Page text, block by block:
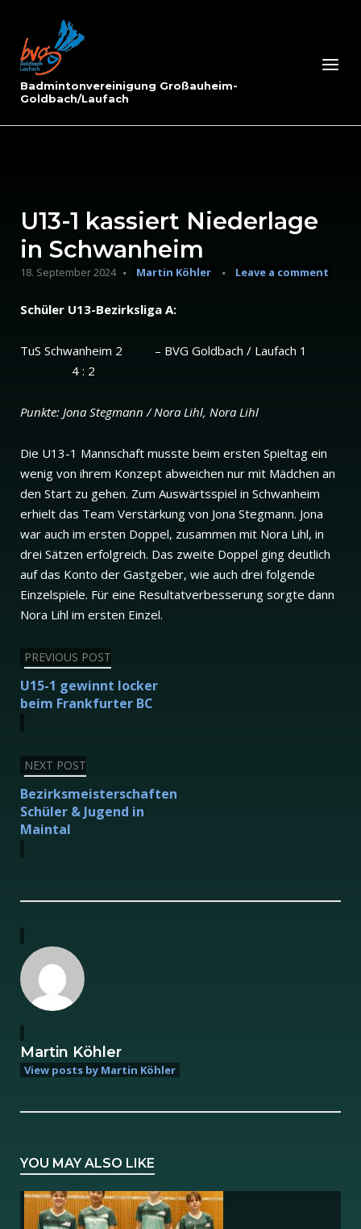
content
Badmintonvereinigung Großauheim-
Goldbach/Laufach
Menu
U13-1 kassiert Niederlage
in Schwanheim
18. September 2024 Martin Köhler Leave a comment
Schüler U13-Bezirksliga A:
TuS Schwanheim 2 – BVG Goldbach / Laufach 1
4 : 2
Punkte: Jona Stegmann / Nora Lihl, Nora Lihl
Die U13-1 Mannschaft musste beim ersten Spieltag ein
wenig von ihrem Konzept abweichen nur mit Mädchen an
den Start zu gehen. Zum Auswärtsspiel in Schwanheim
erhielt das Team Verstärkung von Jona Stegmann. Jona
war auch im ersten Doppel, zusammen mit Nora Lihl, in
drei Sätzen erfolgreich. Das zweite Doppel ging deutlich
auf das Konto der Gastgeber, wie auch drei folgende
Einzelspiele. Für eine Resultatverbesserung sorgte dann
Nora Lihl im ersten Einzel.
Beitragsnavigation
PREVIOUS POST
U15-1 gewinnt locker
beim Frankfurter BC
NEXT POST
Bezirksmeisterschaften
Schüler & Jugend in
Maintal
Martin Köhler
View posts by Martin Köhler
YOU MAY ALSO LIKE